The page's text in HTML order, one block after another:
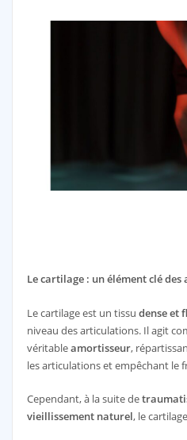
Le cartilage : un élément clé
Le cartilage est un tissu dense et
niveau des articulations. Il agit
véritableamortisseur,
les articulations et empêchant le
Cependant, à la suite de
vieillissement naturel, le